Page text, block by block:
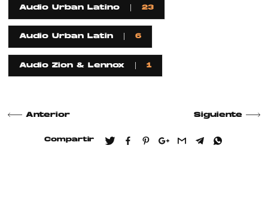
Audio Urban Latino 23
Audio Urban Latin 6
Audio Zion & Lennox 1
Anterior Siguiente
Compartir